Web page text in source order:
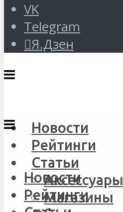
VK
Telegram
Я.Дзен
Новости
Рейтинги
Статьи
Аксессуары
Магазины
Новости
Рейтинги